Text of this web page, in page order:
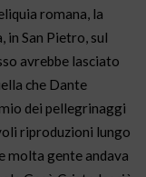
romana, la
in San Pietro, sul
avrebbe lasciato
che Dante
dei pellegrinaggi
riproduzioni lungo
molta gente andava